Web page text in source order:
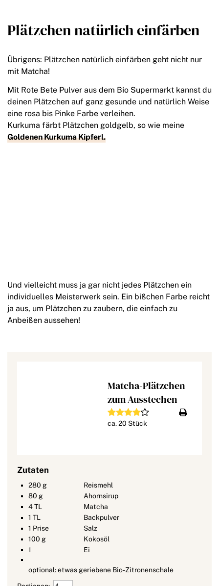
Plätzchen natürlich einfärben
Übrigens: Plätzchen natürlich einfärben geht nicht nur
mit Matcha!
Mit Rote Bete Pulver aus dem Bio Supermarkt kannst du
deinen Plätzchen auf ganz gesunde und natürlich Weise
eine rosa bis Pinke Farbe verleihen.
Kurkuma färbt Plätzchen goldgelb, so wie meine
Goldenen Kurkuma Kipferl.
Und vielleicht muss ja gar nicht jedes Plätzchen ein
individuelles Meisterwerk sein. Ein bißchen Farbe reicht
ja aus, um Plätzchen zu zaubern, die einfach zu
Anbeißen aussehen!
Matcha-Plätzchen
zum Ausstechen
ca. 20 Stück
Zutaten
280 g
Reismehl
80 g
Ahornsirup
4TL
Matcha
1 TL
Backpulver
1 Prise
Salz
100 g
Kokosöl
1
Ei
optional: etwas geriebene Bio-Zitronenschale